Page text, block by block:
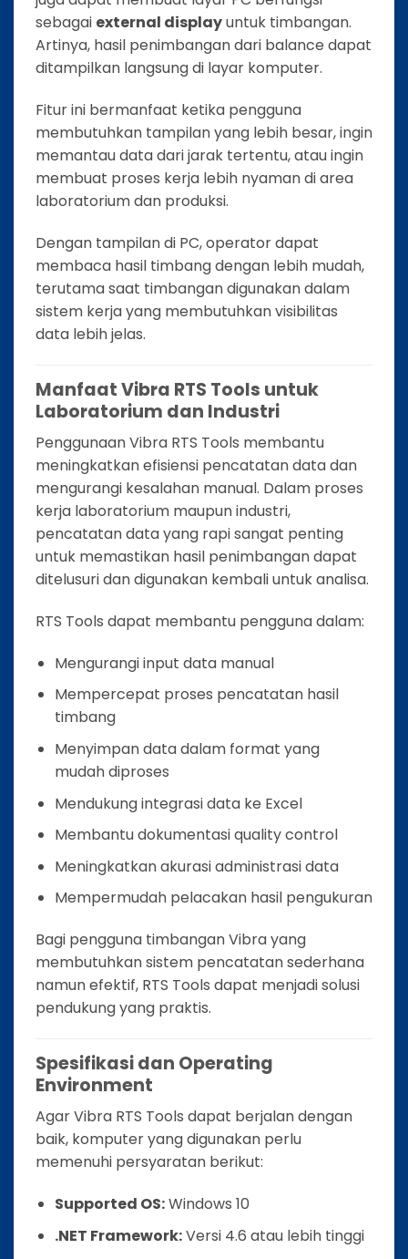
sebagai external displayuntuk timbangan.
Artinya, hasil penimbangan dari balance dapat
ditampilkan langsung di layar komputer.
Fitur ini bermanfaat ketika pengguna
membutuhkan tampilan yang lebih besar, ingin
memantau data dari jarak tertentu, atau ingin
membuat proses kerja lebih nyaman di area
laboratorium dan produksi.
Dengan tampilan di PC, operator dapat
membaca hasil timbang dengan lebih mudah,
terutama saat timbangan digunakan dalam
sistem kerja yang membutuhkan visibilitas
data lebih jelas.
Manfaat Vibra RTS Tools untuk
Laboratorium dan Industri
Penggunaan Vibra RTS Tools membantu
meningkatkan efisiensi pencatatan data dan
mengurangi kesalahan manual. Dalam proses
kerja laboratorium maupun industri,
pencatatan data yang rapi sangat penting
untuk memastikan hasil penimbangan dapat
ditelusuri dan digunakan kembali untuk analisa.
RTS Tools dapat membantu pengguna dalam:
Mengurangi input data manual
Mempercepat proses pencatatan hasil
timbang
Menyimpan data dalam format yang
mudah diproses
Mendukung integrasi data ke Excel
Membantu dokumentasi quality control
Meningkatkan akurasi administrasi data
Mempermudah pelacakan hasil pengukuran
Bagi pengguna timbangan Vibra yang
membutuhkan sistem pencatatan sederhana
namun efektif, RTS Tools dapat menjadi solusi
pendukung yang praktis.
Spesifikasi dan Operating
Environment
Agar Vibra RTS Tools dapat berjalan dengan
baik, komputer yang digunakan perlu
memenuhi persyaratan berikut:
Supported OS:Windows 10
.NET Framework:Versi 4.6 atau lebih tinggi